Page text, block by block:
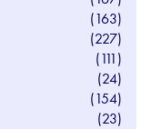
(163)
(227)
(111)
(24)
(154)
(23)